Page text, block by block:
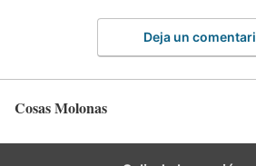
Deja un
Cosas Molonas